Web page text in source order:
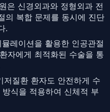
은 신경외과와 정형외과 전
의 복합 문제를 동시에 진단
.
레이션을 활용한 인공관절
자에게 최적화된 수술을 통
저질환 환자도 안전하게 수
식을 적용하여 신체적 부